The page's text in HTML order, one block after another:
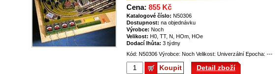
Cena: 855 Kč
Katalogové číslo: N50306
Dostupnost: na objednávku
Výrobce: Noch
Velikost: H0, TT, N, HOm, HOe
Dodací lhůta: 3 týdny
Kód: N50306 Výrobce: Noch Velikost: Univerzální Epocha: ---
Koupit Detail zboží